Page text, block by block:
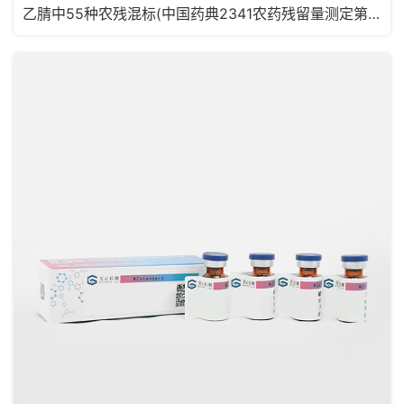
乙腈中55种农残混标(中国药典2341农药残留量测定第五法，药典定量限浓度)